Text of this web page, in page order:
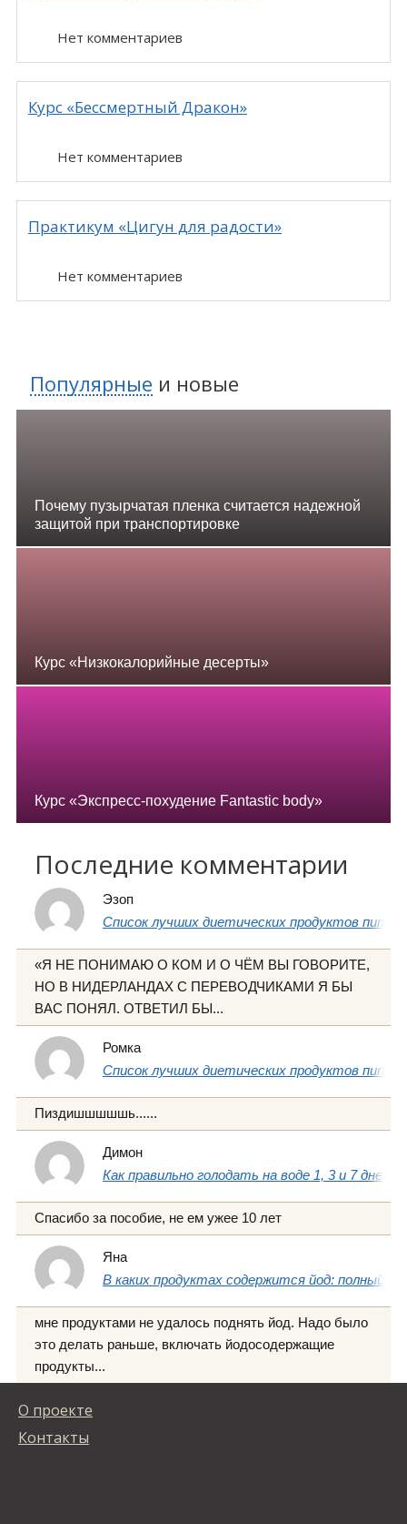
Нет комментариев
Курс «Бессмертный Дракон»
Нет комментариев
Практикум «Цигун для радости»
Нет комментариев
Популярные и новые
Почему пузырчатая пленка считается надежной
защитой при транспортировке
Курс «Низкокалорийные десерты»
Курс «Экспресс-похудение Fantastic body»
Последние комментарии
Эзоп
Список лучших диетических продуктов
«Я НЕ ПОНИМАЮ О КОМ И О ЧЁМ ВЫ ГОВОРИТЕ,
НО В НИДЕРЛАНДАХ С ПЕРЕВОДЧИКАМИ Я БЫ
ВАС ПОНЯЛ. ОТВЕТИЛ БЫ...
Ромка
Список лучших диетических продуктов
Пиздишшшшшь......
Димон
Как правильно голодать на воде 1, 3 и 7 дней
Спасибо за пособие, не ем ужее 10 лет
Яна
В каких продуктах содержится йод: полный
мне продуктами не удалось поднять йод. Надо было
это делать раньше, включать йодосодержащие
продукты...
О проекте
Контакты